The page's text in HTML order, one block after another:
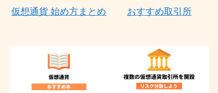
仮想通貨 始め方まとめ おすすめ取引所